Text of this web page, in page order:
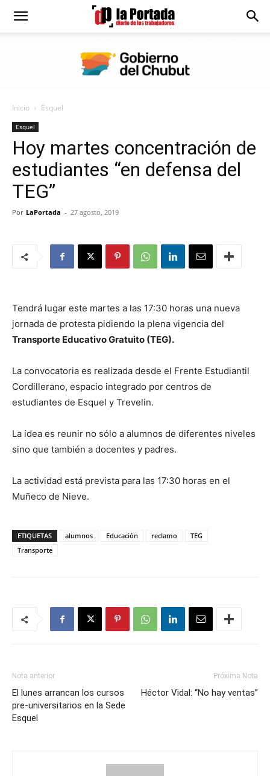
Diario
Portada
Inicio Esquel
Esquel
Hoy martes concentración de
estudiantes “en defensa del
TEG”
Por LaPortada - 27 agosto, 2019
Tendrá lugar este martes a las 17:30 horas una nueva
jornada de protesta pidiendo la plena vigencia del
Transporte Educativo Gratuito (TEG).
La convocatoria es realizada desde el Frente Estudiantil
Cordillerano, espacio integrado por centros de
estudiantes de Esquel y Trevelin.
La idea es reunir no sólo a alumnos de diferentes niveles
sino que también a docentes y padres.
La actividad está prevista para las 17:30 horas en el
Muñeco de Nieve.
ETIQUETAS alumnos Educación reclamo
TEG
Transporte
Nota anterior
El lunes arrancan los cursos
pre-universitarios en la Sede
Esquel
Próxima Nota
Héctor Vidal: “No hay ventas”